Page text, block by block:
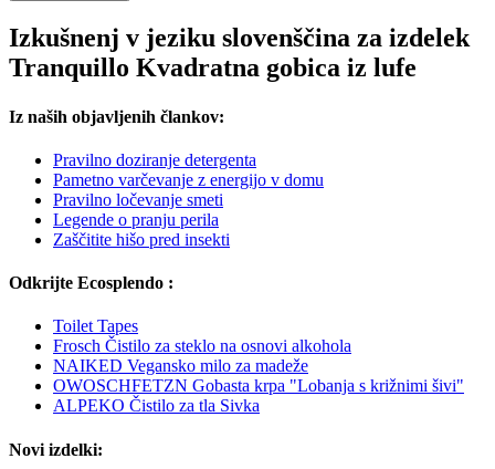
Izkušnenj v jeziku slovenščina za izdelek
Tranquillo Kvadratna gobica iz lufe
Iz naših objavljenih člankov:
Pravilno doziranje detergenta
Pametno varčevanje z energijo v domu
Pravilno ločevanje smeti
Legende o pranju perila
Zaščitite hišo pred insekti
Odkrijte Ecosplendo :
Toilet Tapes
Frosch Čistilo za steklo na osnovi alkohola
NAIKED Vegansko milo za madeže
OWOSCHFETZN Gobasta krpa "Lobanja s križnimi šivi"
ALPEKO Čistilo za tla Sivka
Novi izdelki: